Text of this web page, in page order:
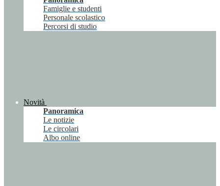
Famiglie e studenti
Personale scolastico
Percorsi di studio
Novità
Panoramica
Le notizie
Le circolari
Albo online